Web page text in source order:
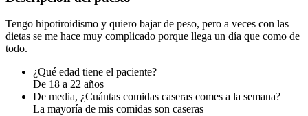
Tengo hipotiroidismo y quiero bajar de peso, pero a veces con las
dietas se me hace muy complicado porque llega un día que como de
todo.
¿Qué edad tiene el paciente?
De 18 a 22 años
De media, ¿Cuántas comidas caseras comes a la semana?
La mayoría de mis comidas son caseras